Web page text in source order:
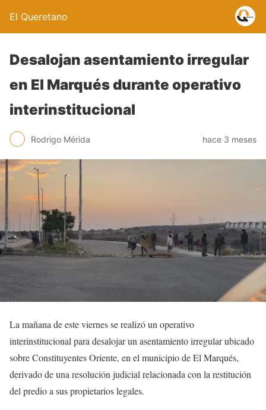
El Queretano
Desalojan asentamiento irregular
en El Marqués durante operativo
interinstitucional
Rodrigo Mérida hace 3 meses
La mañana de este viernes se realizó un operativo
interinstitucional para desalojar un asentamiento irregular ubicado
sobre Constituyentes Oriente, en el municipio de El Marqués,
derivado de una resolución judicial relacionada con la restitución
del predio a sus propietarios legales.